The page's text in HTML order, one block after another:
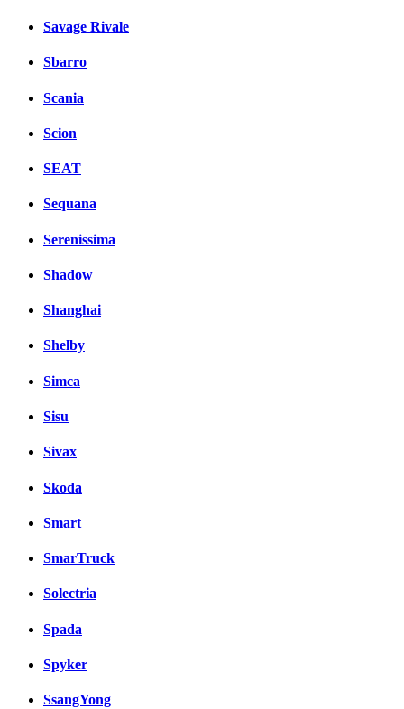
Savage Rivale
Sbarro
Scania
Scion
SEAT
Sequana
Serenissima
Shadow
Shanghai
Shelby
Simca
Sisu
Sivax
Skoda
Smart
SmarTruck
Solectria
Spada
Spyker
SsangYong